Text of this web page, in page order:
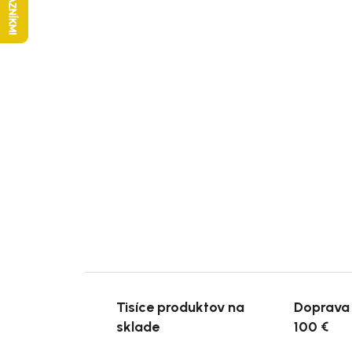
Tisíce produktov na
sklade
100 €